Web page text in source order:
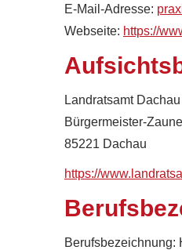
E-Mail-Adresse:
Webseite: https://
Landratsamt Dachau
Bürgermeister-
85221 Dachau
https://
Berufsbezeichnung: